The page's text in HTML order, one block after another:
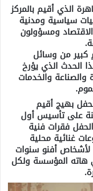
الذي أقيم بالمركز
سياسية ومدنية
ومسؤولون
كبير من وسائل
الحدث الذي يؤرخ
والصناعة والخدمات
بهيج أقيم
على تأسيس أول
فقرات فنية
غنائية محلية
أفنو سنوات
هاته المؤسسة ولكل